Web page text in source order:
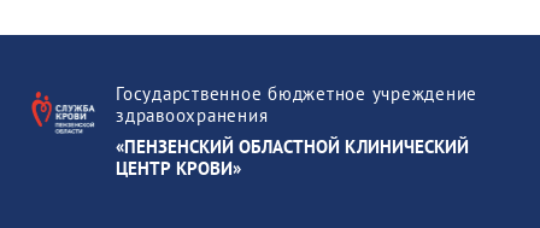
Государственное бюджетное учреждение
здравоохранения
«ПЕНЗЕНСКИЙ ОБЛАСТНОЙ КЛИНИЧЕСКИЙ
ЦЕНТР КРОВИ»